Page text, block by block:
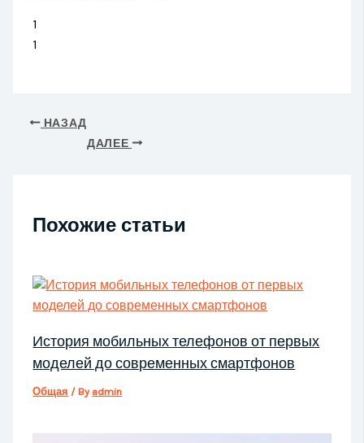
1
1
НАЗАД
ДАЛЕЕ
Похожие статьи
История мобильных телефонов от первых
моделей до современных смартфонов
Общая / By admin